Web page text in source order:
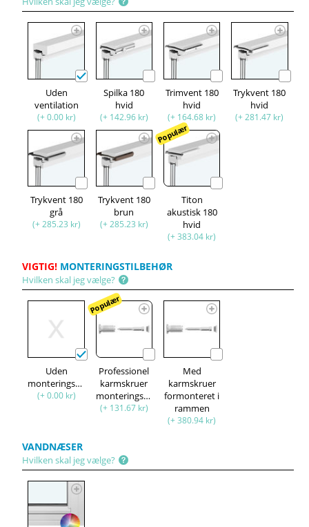
Uden
ventilation
(+ 0.00 kr)
Spilka 180
hvid
(+ 142.96 kr)
Trimvent 180
hvid
(+ 164.68 kr)
Trykvent 180
hvid
(+ 281.47 kr)
Trykvent 180
grå
(+ 285.23 kr)
Trykvent 180
brun
(+ 285.23 kr)
Populær
Titon
akustisk 180
hvid
(+ 383.04 kr)
VIGTIG! MONTERINGSTILBEHØR
Hvilken skal jeg vælge?
Uden
monteringssæt
(+ 0.00 kr)
Populær
Professionel
karmskruer
monteringssæt
(+ 131.67 kr)
Med
karmskruer
formonteret i
rammen
(+ 380.94 kr)
VANDNÆSER
Hvilken skal jeg vælge?